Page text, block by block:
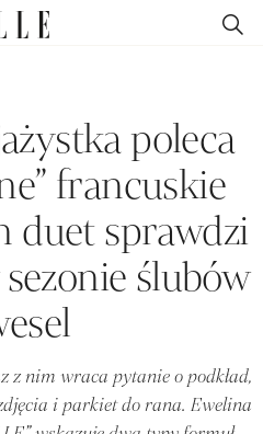
poleca
francuskie
duet sprawdzi
ślubów
z nim wraca pytanie o podkład,
i parkiet do rana. Ewelina